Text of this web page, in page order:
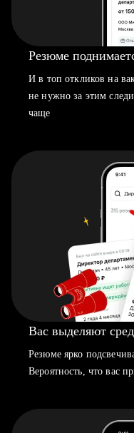
Резюме
И в топ откликов на
не нужно за этим
чаще
Вас выделяют
Резюме ярко
Вероятность, что вас